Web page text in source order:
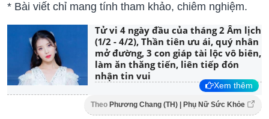
* Bài viết chỉ mang tính tham khảo, chiêm nghiệm.
Tử vi 4 ngày đầu của tháng 2 Âm lịch
(1/2 - 4/2), Thần tiên ưu ái, quý nhân
mở đường, 3 con giáp tài lộc vô biên,
làm ăn thăng tiến, liên tiếp đón
nhận tin vui
Xem thêm
Theo Phương Chang (TH) | Phụ Nữ Sức Khỏe